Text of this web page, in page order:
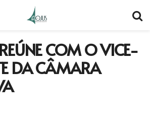
COM O VICE-
DA CÂMARA